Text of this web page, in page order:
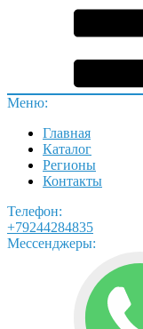
Меню:
Главная
Каталог
Регионы
Контакты
Телефон:
+79244284835
Мессенджеры: